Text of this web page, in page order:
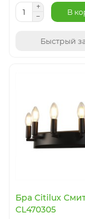
В
Быстрый
Бра Citilux
CL470305